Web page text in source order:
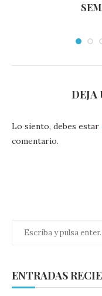
DEJA
Lo siento, debes estar
comentario.
ENTRADAS